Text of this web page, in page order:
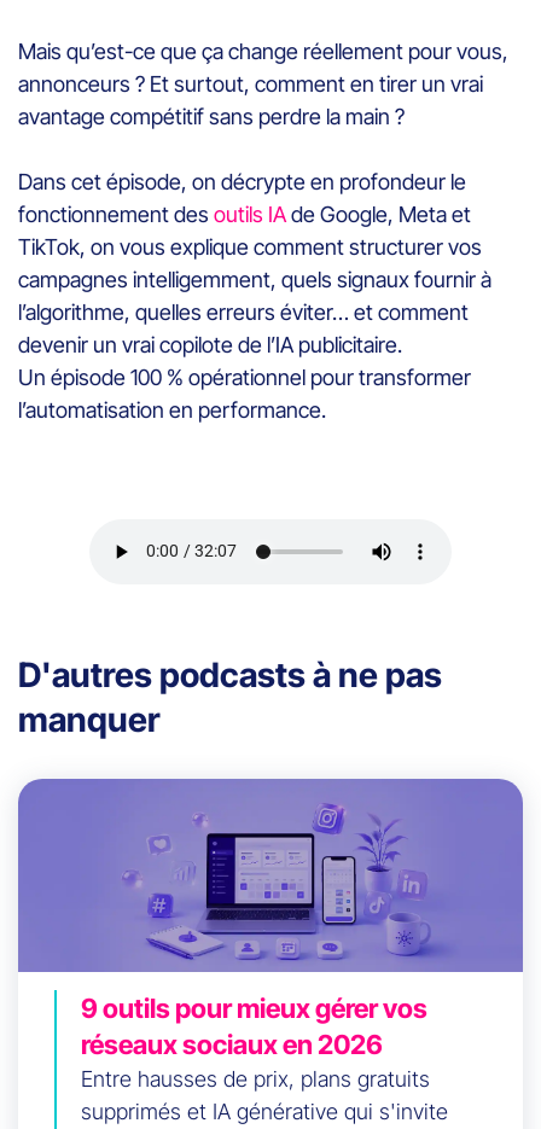
Mais qu’est-ce que ça change réellement pour vous,
annonceurs ? Et surtout, comment en tirer un vrai
avantage compétitif sans perdre la main ?
Dans cet épisode, on décrypte en profondeur le
fonctionnement des outils IAde Google, Meta et
TikTok, on vous explique comment structurer vos
campagnes intelligemment, quels signaux fournir à
l’algorithme, quelles erreurs éviter… et comment
devenir un vrai copilote de l’IA publicitaire.
Un épisode 100 % opérationnel pour transformer
l’automatisation en performance.
D'autres podcasts à ne pas
manquer
9 outils pour mieux gérer vos
réseaux sociaux en 2026
Entre hausses de prix, plans gratuits
supprimés et IA générative qui s'invite